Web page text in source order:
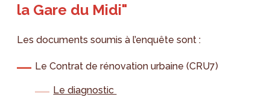
la Gare du Midi"
Les documents soumis à l’enquête sont :
Le Contrat de rénovation urbaine (CRU7)
Le diagnostic